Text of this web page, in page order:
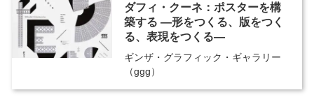
ダフィ・クーネ：ポスターを構
築する ―形をつくる、版をつく
る、表現をつくる―
ギンザ・グラフィック・ギャラリー
（ggg）